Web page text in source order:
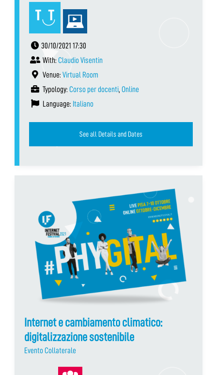
30/10/2021 17:30
With: Claudio Visentin
Venue: Virtual Room
Typology: Corso per docenti, Online
Language: Italiano
See all Details and Dates
Internet e cambiamento climatico:
digitalizzazione sostenibile
Evento Collaterale